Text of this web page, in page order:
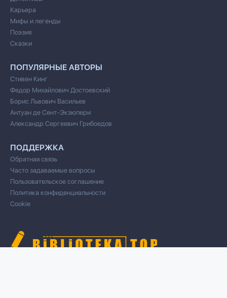
Карьера
Мифы и легенды
Поэзия
Сказки
ПОПУЛЯРНЫЕ АВТОРЫ
Стивен Кинг
Федор Михайлович Достоевский
Борис Львович Васильев
Антуан де Сент-Экзюпери
Александр Сергеевич Грибоедов
ПОДДЕРЖКА
Обратная связь
Часто задаваемые вопросы
Пользовательское соглашение
Политика конфиденциальности
Cookie